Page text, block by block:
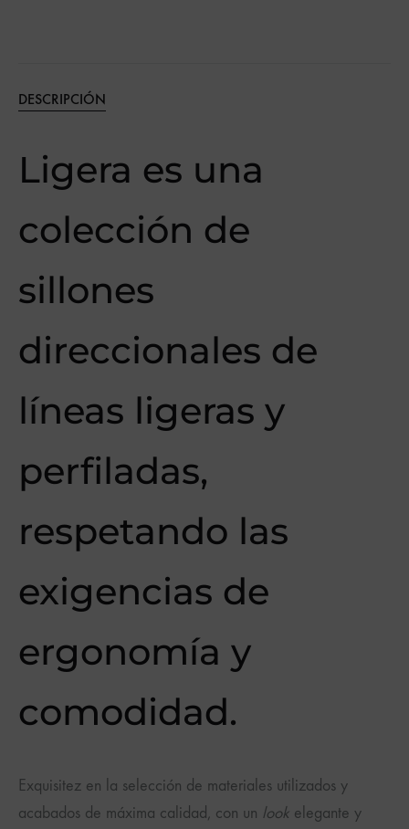
DESCRIPCIÓN
Ligera es una
colección de
sillones
direccionales de
líneas ligeras y
perfiladas,
respetando las
exigencias de
ergonomía y
comodidad.
Exquisitez en la selección de materiales utilizados y
acabados de máxima calidad, con un look elegante y